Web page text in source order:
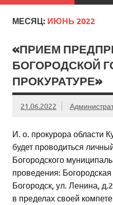
МЕСЯЦ: ИЮНЬ 2022
«ПРИЕМ
БОГОРОДСКОЙ
ПРОКУРАТУРЕ»
21.06.2022
И. о. прокурора области
будет проводиться
Богородского
проведения: Богородская
Богородск, ул. Ленина,
в пределах своей